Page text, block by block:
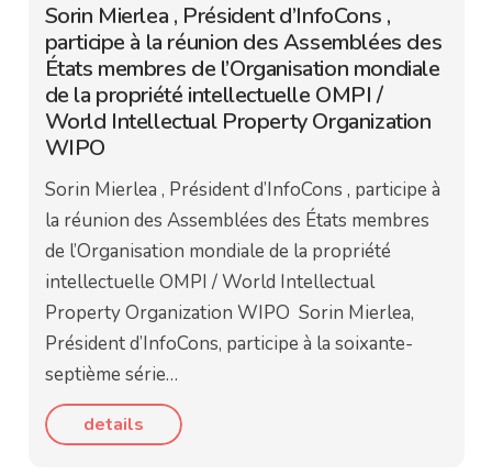
Sorin Mierlea , Président d’InfoCons ,
participe à la réunion des Assemblées des
États membres de l’Organisation mondiale
de la propriété intellectuelle OMPI /
World Intellectual Property Organization
WIPO
Sorin Mierlea , Président d’InfoCons , participe à
la réunion des Assemblées des États membres
de l’Organisation mondiale de la propriété
intellectuelle OMPI / World Intellectual
Property Organization WIPO Sorin Mierlea,
Président d’InfoCons, participe à la soixante-
septième série…
details